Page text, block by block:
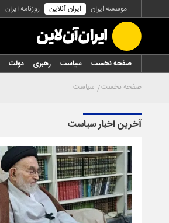
موسسه ایران ایران آنلاین روزنامه ایران
صفحه نخست سیاست رهبری دولت
صفحه نخست سیاست
آخرین اخبار سیاست